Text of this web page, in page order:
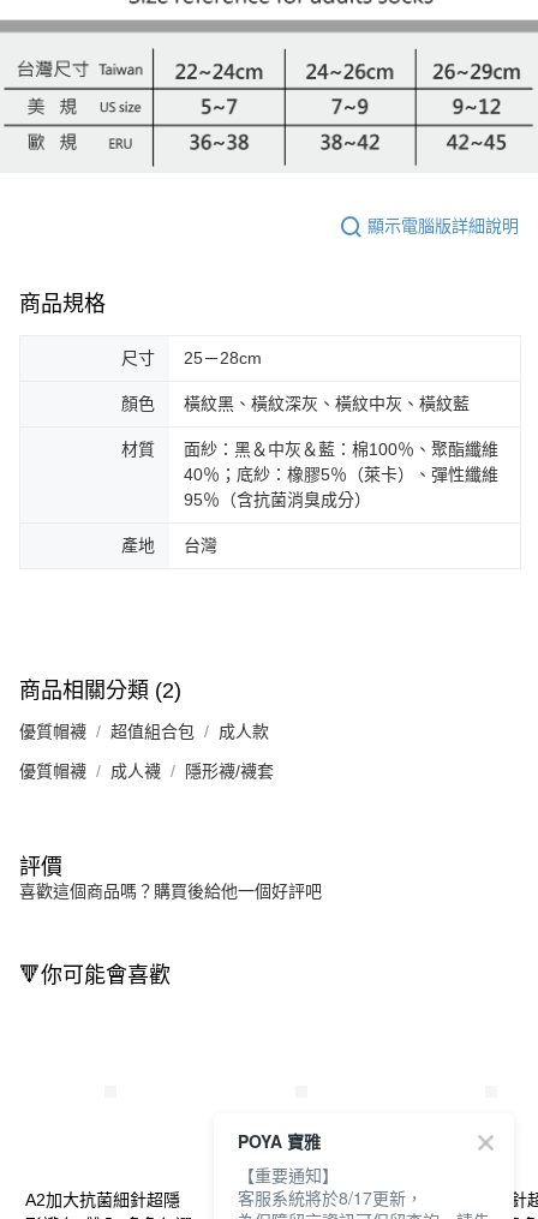
顯示電腦版詳細說明
商品規格
尺寸 25－28cm
顏色 橫紋黑、橫紋深灰、橫紋中灰、橫紋藍
材質
面紗：黑＆中灰＆藍：棉100％、聚酯纖維
40％；底紗：橡膠5％（萊卡）、彈性纖維
95％（含抗菌消臭成分）
產地 台灣
商品相關分類 (2)
優質帽襪 超值組合包 成人款
優質帽襪 成人襪 隱形襪/襪套
評價
喜歡這個商品嗎？購買後給他一個好評吧
🔻你可能會喜歡
A2加大抗菌細針超隱
A2女款抗菌細針超隱
A2女款抗菌細針
POYA 寶雅
【重要通知】
客服系統將於8/17更新，